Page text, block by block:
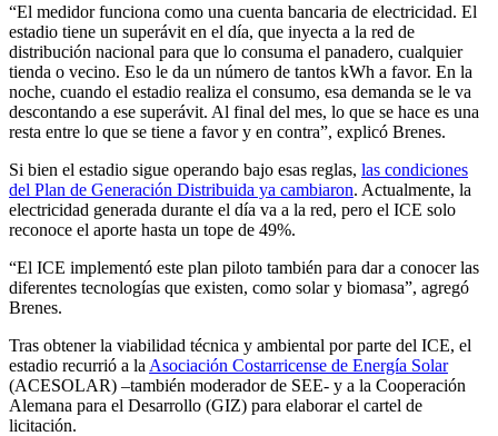
“El medidor funciona como una cuenta bancaria de electricidad. El
estadio tiene un superávit en el día, que inyecta a la red de
distribución nacional para que lo consuma el panadero, cualquier
tienda o vecino. Eso le da un número de tantos kWh a favor. En la
noche, cuando el estadio realiza el consumo, esa demanda se le va
descontando a ese superávit. Al final del mes, lo que se hace es una
resta entre lo que se tiene a favor y en contra”, explicó Brenes.
Si bien el estadio sigue operando bajo esas reglas, las condiciones
del Plan de Generación Distribuida ya cambiaron. Actualmente, la
electricidad generada durante el día va a la red, pero el ICE solo
reconoce el aporte hasta un tope de 49%.
“El ICE implementó este plan piloto también para dar a conocer las
diferentes tecnologías que existen, como solar y biomasa”, agregó
Brenes.
Tras obtener la viabilidad técnica y ambiental por parte del ICE, el
estadio recurrió a la Asociación Costarricense de Energía Solar
(ACESOLAR) –también moderador de SEE- y a la Cooperación
Alemana para el Desarrollo (GIZ) para elaborar el cartel de
licitación.